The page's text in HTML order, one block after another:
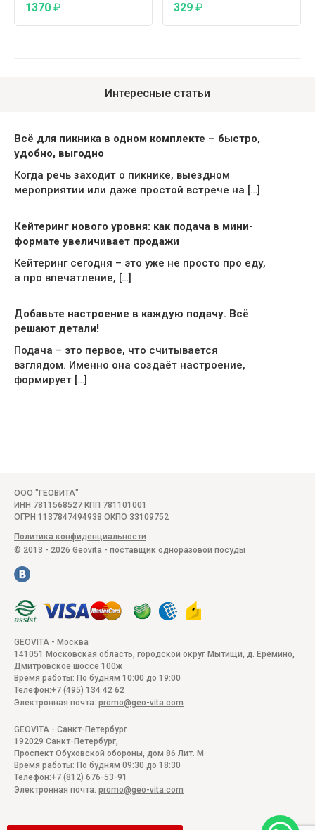
1370 ₽ 329 ₽
Интересные статьи
Всё для пикника в одном комплекте – быстро,
удобно, выгодно
Когда речь заходит о пикнике, выездном
мероприятии или даже простой встрече на […]
Кейтеринг нового уровня: как подача в мини-
формате увеличивает продажи
Кейтеринг сегодня – это уже не просто про еду,
а про впечатление, […]
Добавьте настроение в каждую подачу. Всё
решают детали!
Подача – это первое, что считывается
взглядом. Именно она создаёт настроение,
формирует […]
ООО "ГЕОВИТА"
ИНН 7811568527 КПП 781101001
ОГРН 1137847494938 ОКПО 33109752
Политика конфиденциальности
© 2013 - 2026 Geovita - поставщик одноразовой посуды
GEOVITA - Москва
141051
Московская область, городской округ Мытищи, д. Ерёмино,
Дмитровское шоссе 100ж
Время работы: По будням 10:00 до 19:00
Телефон:+7 (495) 134 42 62
Электронная почта: promo@geo-vita.com
GEOVITA - Санкт-Петербург
192029 Санкт-Петербург,
Проспект Обуховской обороны, дом 86 Лит. М
Время работы: По будням 09:30 до 18:30
Телефон:+7 (812) 676-53-91
Электронная почта: promo@geo-vita.com